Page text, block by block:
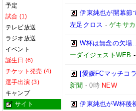
予定
試合 (1)
テレビ放送
ラジオ放送
イベント
誕生日 (6)
チケット発売 (4)
選手出演 (3)
キャンプ
サイト
伊東純也が開幕節
左足クロス -ゲキサカ
W杯は無念の欠場
ーダイジェストWEB
[愛媛FCマッチコ
新聞 -0時 NEW
伊東純也がW杯後